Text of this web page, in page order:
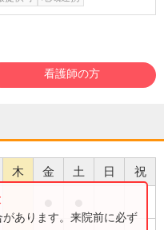
看護師の方
木 金 土 日 祝
あります。来院前に必ず